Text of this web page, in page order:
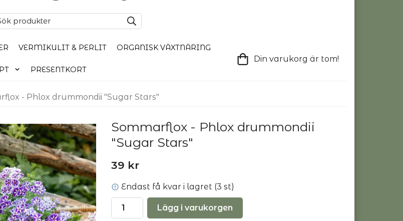
VERMIKULIT & PERLIT ORGANISK VÄXTNÄRING
PRESENTKORT
Din varukorg är tom!
- Phlox drummondii "Sugar Stars"
Sommarflox - Phlox drummondii
"Sugar Stars"
39 kr
Endast få kvar i lagret (3 st)
Lägg i varukorgen